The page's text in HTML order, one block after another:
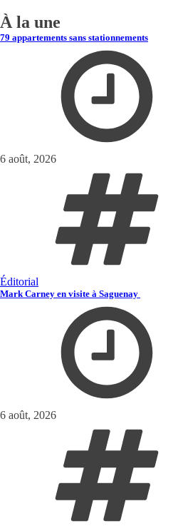
À la une
79 appartements sans stationnements
6 août, 2026
Éditorial
Mark Carney en visite à Saguenay
6 août, 2026